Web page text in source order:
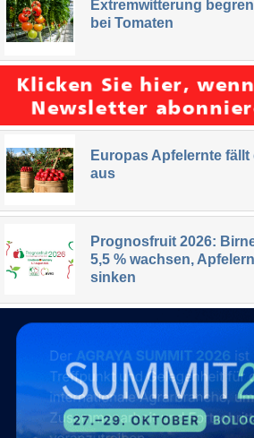
Extremwitterung
bei Tomaten
Europas Apfelernte
aus
Prognosfruit 2026:
5,5 % wachsen,
sinken